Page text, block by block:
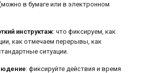
в бумаге или в электронном
инструктаж: что фиксируем, как
как отмечаем перерывы, как
ситуации.
: фиксируйте действия и время